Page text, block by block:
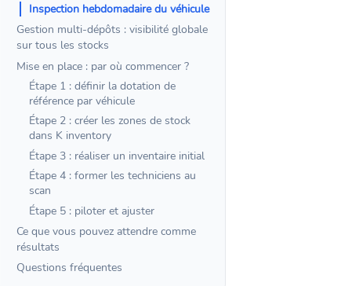
Inspection hebdomadaire du véhicule
Gestion multi-dépôts : visibilité globale
sur tous les stocks
Mise en place : par où commencer ?
Étape 1 : définir la dotation de
référence par véhicule
Étape 2 : créer les zones de stock
dans K inventory
Étape 3 : réaliser un inventaire initial
Étape 4 : former les techniciens au
scan
Étape 5 : piloter et ajuster
Ce que vous pouvez attendre comme
résultats
Questions fréquentes